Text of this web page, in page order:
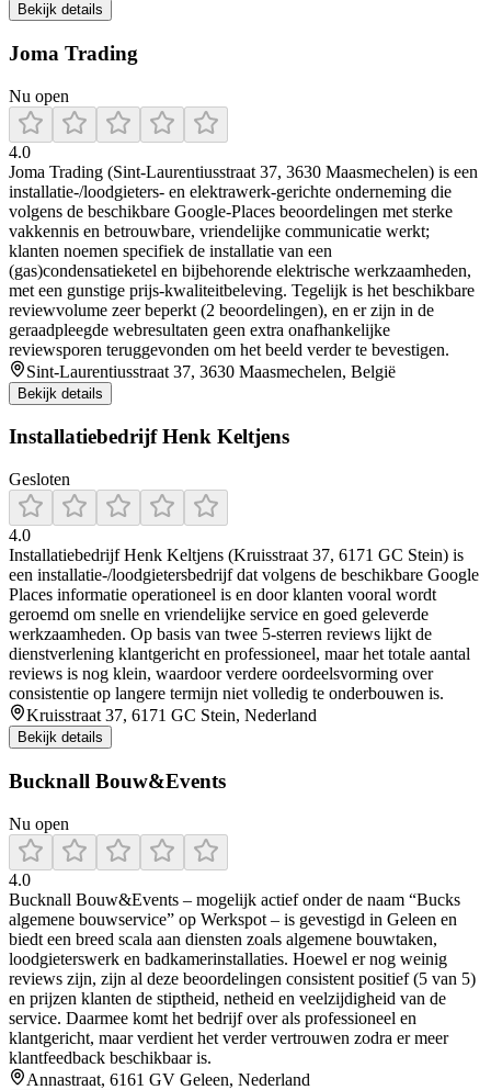
Bekijk details
Joma Trading
Nu open
4.0
Joma Trading (Sint-Laurentiusstraat 37, 3630 Maasmechelen) is een
installatie-/loodgieters- en elektrawerk-gerichte onderneming die
volgens de beschikbare Google-Places beoordelingen met sterke
vakkennis en betrouwbare, vriendelijke communicatie werkt;
klanten noemen specifiek de installatie van een
(gas)condensatieketel en bijbehorende elektrische werkzaamheden,
met een gunstige prijs-kwaliteitbeleving. Tegelijk is het beschikbare
reviewvolume zeer beperkt (2 beoordelingen), en er zijn in de
geraadpleegde webresultaten geen extra onafhankelijke
reviewsporen teruggevonden om het beeld verder te bevestigen.
Sint-Laurentiusstraat 37, 3630 Maasmechelen, België
Bekijk details
Installatiebedrijf Henk Keltjens
Gesloten
4.0
Installatiebedrijf Henk Keltjens (Kruisstraat 37, 6171 GC Stein) is
een installatie-/loodgietersbedrijf dat volgens de beschikbare Google
Places informatie operationeel is en door klanten vooral wordt
geroemd om snelle en vriendelijke service en goed geleverde
werkzaamheden. Op basis van twee 5-sterren reviews lijkt de
dienstverlening klantgericht en professioneel, maar het totale aantal
reviews is nog klein, waardoor verdere oordeelsvorming over
consistentie op langere termijn niet volledig te onderbouwen is.
Kruisstraat 37, 6171 GC Stein, Nederland
Bekijk details
Bucknall Bouw&Events
Nu open
4.0
Bucknall Bouw&Events – mogelijk actief onder de naam “Bucks
algemene bouwservice” op Werkspot – is gevestigd in Geleen en
biedt een breed scala aan diensten zoals algemene bouwtaken,
loodgieterswerk en badkamerinstallaties. Hoewel er nog weinig
reviews zijn, zijn al deze beoordelingen consistent positief (5 van 5)
en prijzen klanten de stiptheid, netheid en veelzijdigheid van de
service. Daarmee komt het bedrijf over als professioneel en
klantgericht, maar verdient het verder vertrouwen zodra er meer
klantfeedback beschikbaar is.
Annastraat, 6161 GV Geleen, Nederland